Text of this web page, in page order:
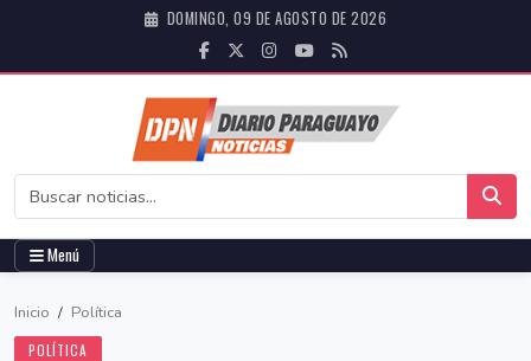
DOMINGO, 09 DE AGOSTO DE 2026
Menú
Inicio / Política
POLÍTICA